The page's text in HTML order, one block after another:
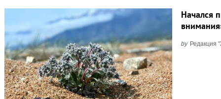
Начался
by Редакция